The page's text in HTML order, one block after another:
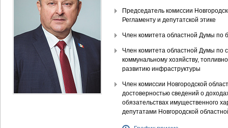
Председатель комиссии
Регламенту и депутатской этике
Член комитета областной Думы по
Член комитета областной Думы по
коммунальному хозяйству,
развитию инфраструктуры
Член комиссии Новгородской
достоверностью сведений о
обязательствах имущественного
депутатами Новгородской